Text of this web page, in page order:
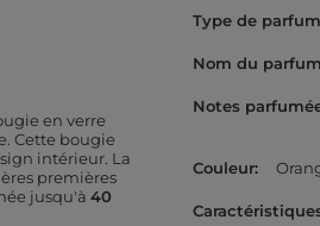
en verre
Cette bougie
intérieur. La
premières
jusqu'à 40
Type de parfum
Nom du parfum
Notes
Couleur